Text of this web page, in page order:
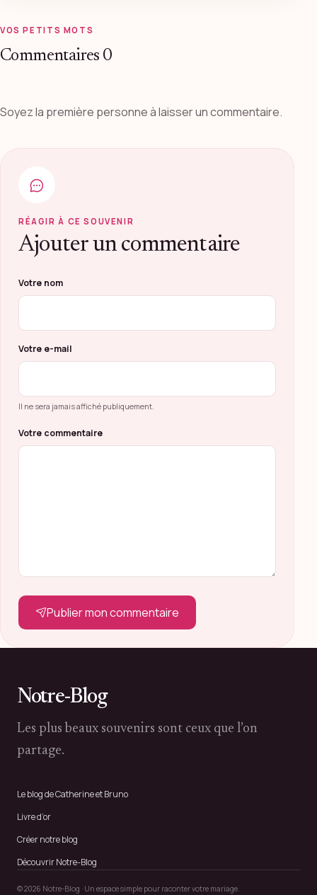
VOS PETITS MOTS
Commentaires 0
Soyez la première personne à laisser un commentaire.
RÉAGIR À CE SOUVENIR
Ajouter un commentaire
Ne pas remplir ce champ
Votre nom
Votre e-mail
Il ne sera jamais affiché publiquement.
Votre commentaire
Publier mon commentaire
Notre-Blog
Les plus beaux souvenirs sont ceux que l’on
partage.
Le blog de Catherine et Bruno
Livre d’or
Créer notre blog
Découvrir Notre-Blog
© 2026 Notre-Blog · Un espace simple pour raconter votre mariage.